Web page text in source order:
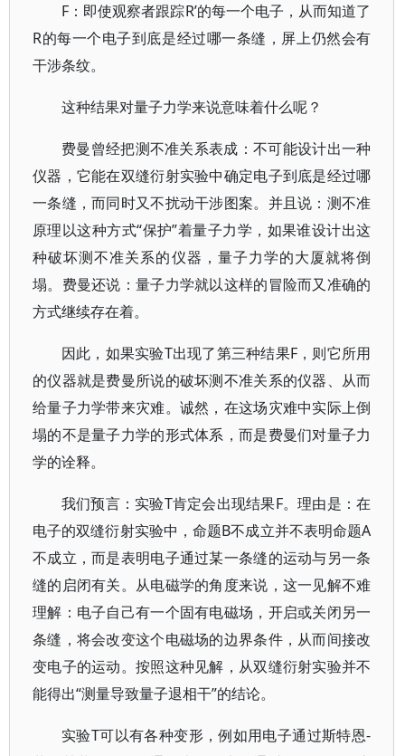
F：即使观察者跟踪R’的每一个电子，从而知道了
R的每一个电子到底是经过哪一条缝，屏上仍然会有
干涉条纹。
这种结果对量子力学来说意味着什么呢？
费曼曾经把测不准关系表成：不可能设计出一种
仪器，它能在双缝衍射实验中确定电子到底是经过哪
一条缝，而同时又不扰动干涉图案。并且说：测不准
原理以这种方式“保护”着量子力学，如果谁设计出这
种破坏测不准关系的仪器，量子力学的大厦就将倒
塌。费曼还说：量子力学就以这样的冒险而又准确的
方式继续存在着。
因此，如果实验T出现了第三种结果F，则它所用
的仪器就是费曼所说的破坏测不准关系的仪器、从而
给量子力学带来灾难。诚然，在这场灾难中实际上倒
塌的不是量子力学的形式体系，而是费曼们对量子力
学的诠释。
我们预言：实验T肯定会出现结果F。理由是：在
电子的双缝衍射实验中，命题B不成立并不表明命题A
不成立，而是表明电子通过某一条缝的运动与另一条
缝的启闭有关。从电磁学的角度来说，这一见解不难
理解：电子自己有一个固有电磁场，开启或关闭另一
条缝，将会改变这个电磁场的边界条件，从而间接改
变电子的运动。按照这种见解，从双缝衍射实验并不
能得出“测量导致量子退相干”的结论。
实验T可以有各种变形，例如用电子通过斯特恩-